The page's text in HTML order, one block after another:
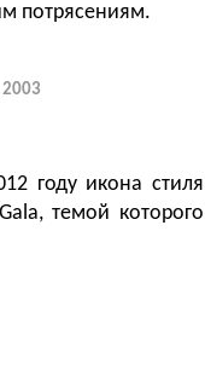
потрясениям.
2003
году икона стиля
темой которого